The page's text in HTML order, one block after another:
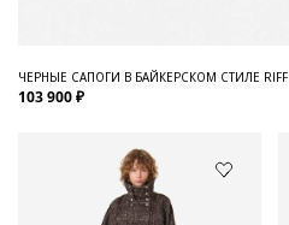
ЧЕРНЫЕ САПОГИ В БАЙКЕРСКОМ СТИЛЕ RIFF
103 900 ₽